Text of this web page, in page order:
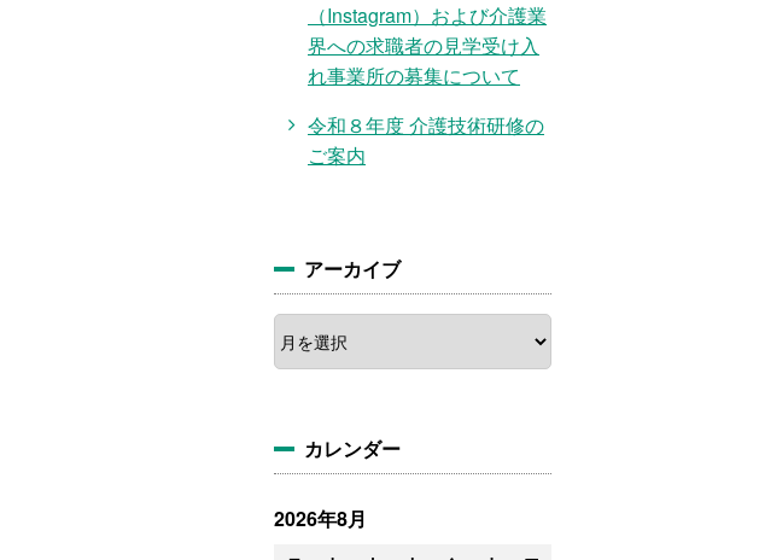
（Instagram）および介護業
界への求職者の見学受け入
れ事業所の募集について
令和８年度 介護技術研修の
ご案内
アーカイブ
ア
ー
カ
カレンダー
2026年8月